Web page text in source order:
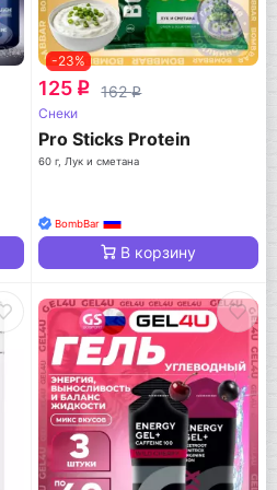
-23%
125 q 162q
Снеки
Pro Sticks Protein
60 г, Лук и сметана
BombBar
В корзину